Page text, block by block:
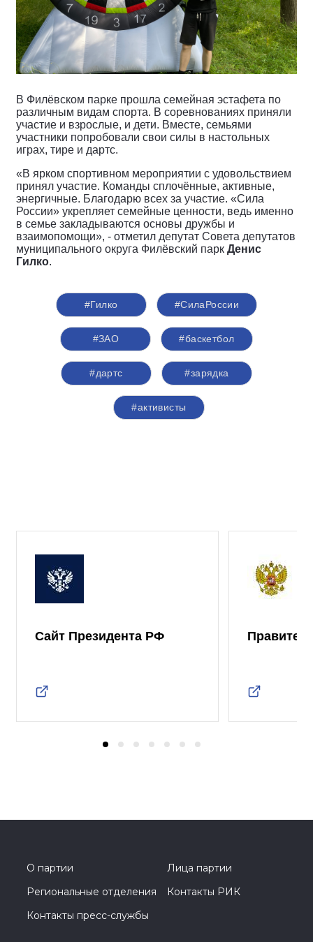
В Филёвском парке прошла семейная эстафета по
различным видам спорта. В соревнованиях приняли
участие и взрослые, и дети. Вместе, семьями
участники попробовали свои силы в настольных
играх, тире и дартс.
«В ярком спортивном мероприятии с удовольствием
принял участие. Команды сплочённые, активные,
энергичные. Благодарю всех за участие. «Сила
России» укрепляет семейные ценности, ведь именно
в семье закладываются основы дружбы и
взаимопомощи», - отметил депутат Совета депутатов
муниципального округа Филёвский парк Денис
Гилко.
#Гилко #СилаРоссии
#ЗАО #баскетбол
#дартс #зарядка
#активисты
Сайт Президента РФ
О партии
Лица партии
Региональные отделения
Контакты РИК
Контакты пресс-службы